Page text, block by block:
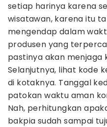
setiap harinya karena
wisatawan, karena itu
mengendap dalam
produsen yang
pastinya akan menjaga
Selanjutnya, lihat kode
di kotaknya. Tanggal
patokan waktu aman
Nah, perhitungkan
bakpia sudah sampai